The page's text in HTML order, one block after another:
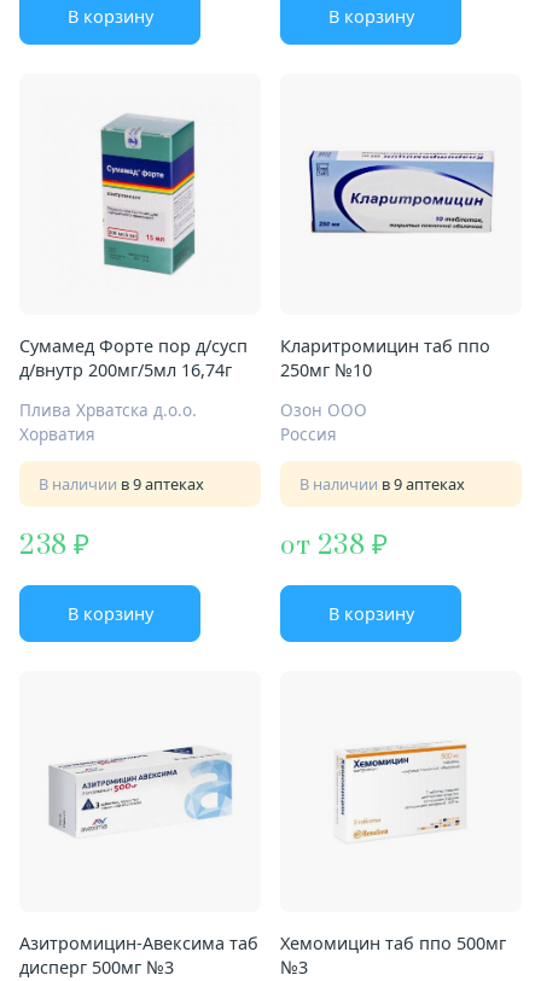
В корзину В корзину
Сумамед Форте пор д/сусп
д/внутр 200мг/5мл 16,74г
Плива Хрватска д.о.о.
Хорватия
В наличии в 9 аптеках
238
В корзину
Кларитромицин таб ппо
250мг №10
Озон ООО
Россия
В наличии в 9 аптеках
от 238
В корзину
Азитромицин-Авексима таб
дисперг 500мг №3
Хемомицин таб ппо 500мг
№3